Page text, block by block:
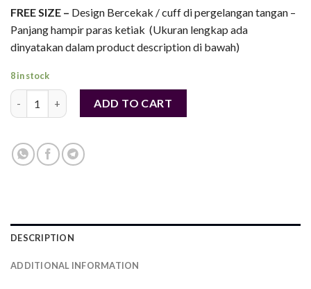
FREE SIZE – Design Bercekak / cuff di pergelangan tangan –
Panjang hampir paras ketiak (Ukuran lengkap ada
dinyatakan dalam product description di bawah)
8 in stock
Handsocks Besar Berkualiti Tinggi Cuff – Lycra (Free Size) -
ADD TO CART
DESCRIPTION
ADDITIONAL INFORMATION